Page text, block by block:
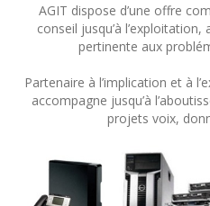
AGIT dispose d’une offre
conseil jusqu’à
pertinente aux
Partenaire à l’implication et à
accompagne jusqu’à
projets voix,